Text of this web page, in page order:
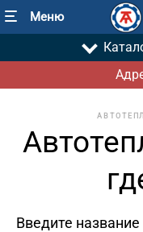
Меню
Введите